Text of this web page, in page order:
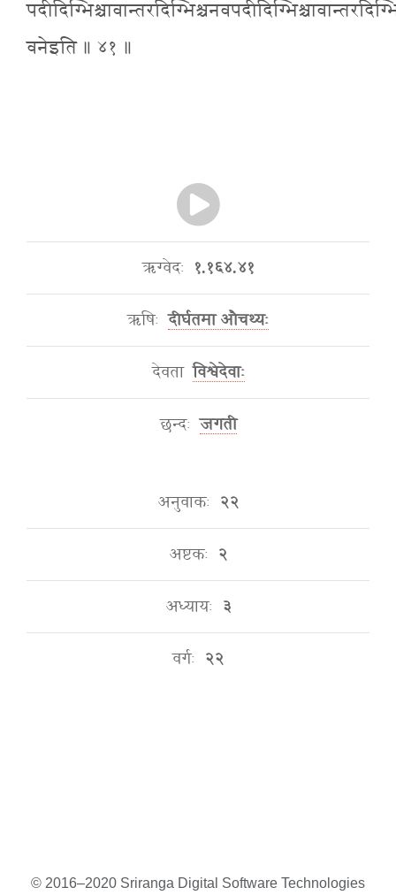
वनेइति ॥ ४१ ॥
ऋग्वेदः १.१६४.४१
ऋषिः दीर्घतमा औचथ्यः
देवता विश्वेदेवाः
छन्दः जगती
अनुवाकः २२
अष्टकः २
अध्यायः ३
वर्गः २२
© 2016–2020 Sriranga Digital Software Technologies